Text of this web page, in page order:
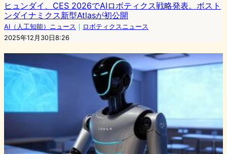
ヒュンダイ、CES 2026でAIロボティクス戦略発表。ボスト
ンダイナミクス新型Atlasが初公開
AI（人工知能）ニュース ｜ ロボティクスニュース
2025年12月30日8:26